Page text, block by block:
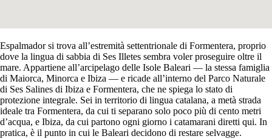
Espalmador si trova all’estremità settentrionale di Formentera, proprio
dove la lingua di sabbia di Ses Illetes sembra voler proseguire oltre il
mare. Appartiene all’arcipelago delle Isole Baleari — la stessa famiglia
di Maiorca, Minorca e Ibiza — e ricade all’interno del Parco Naturale
di Ses Salines di Ibiza e Formentera, che ne spiega lo stato di
protezione integrale. Sei in territorio di lingua catalana, a metà strada
ideale tra Formentera, da cui ti separano solo poco più di cento metri
d’acqua, e Ibiza, da cui partono ogni giorno i catamarani diretti qui. In
pratica, è il punto in cui le Baleari decidono di restare selvagge.